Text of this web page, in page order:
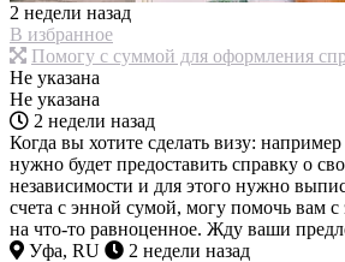
2 недели назад
В избранное
Помогу с суммой для оформления
Не указана
Не указана
2 недели назад
Когда вы хотите сделать визу:
нужно будет предоставить справку о
независимости и для этого нужно
счета с энной сумой, могу помочь вам
на что-то равноценное. Жду ваши
Уфа, RU
2 недели назад